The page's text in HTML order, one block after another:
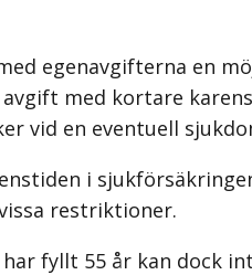
egenavgifterna en
med kortare
vid en eventuell
i
restriktioner.
fyllt 55 år kan dock